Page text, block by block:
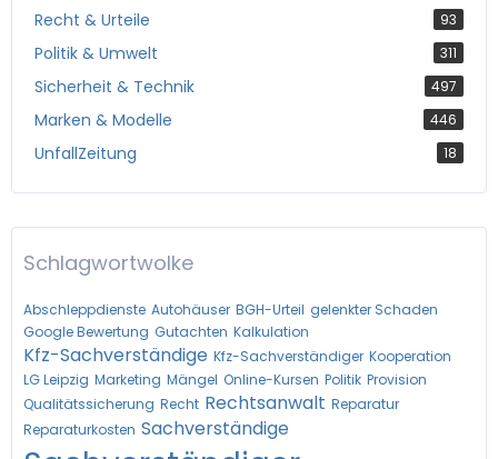
Recht & Urteile 93
Politik & Umwelt 311
Sicherheit & Technik 497
Marken & Modelle 446
UnfallZeitung 18
Schlagwortwolke
Abschleppdienste Autohäuser BGH-Urteil gelenkter Schaden
Google Bewertung Gutachten Kalkulation
Kfz-Sachverständige Kfz-Sachverständiger Kooperation
LG Leipzig Marketing Mängel Online-Kursen Politik Provision
Qualitätssicherung Recht Rechtsanwalt Reparatur
Reparaturkosten Sachverständige